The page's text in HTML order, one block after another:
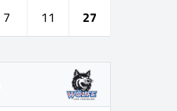
7 11 27